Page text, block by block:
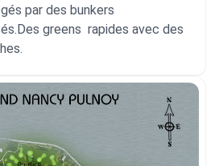
par des bunkers
greens rapides avec des